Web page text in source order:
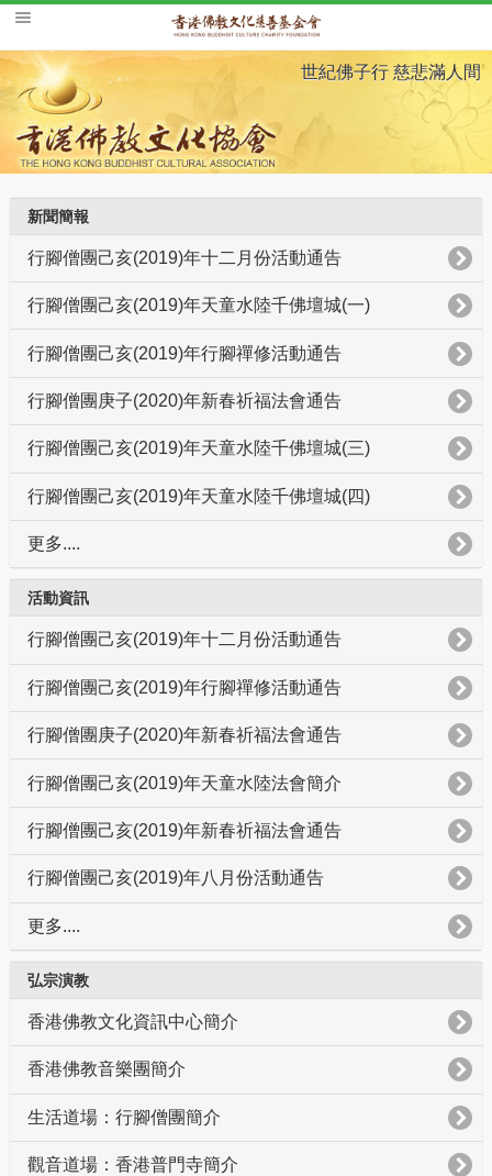
世紀佛子行 慈悲滿人間
新聞簡報
行腳僧團己亥(2019)年十二月份活動通告
行腳僧團己亥(2019)年天童水陸千佛壇城(一)
行腳僧團己亥(2019)年行腳禪修活動通告
行腳僧團庚子(2020)年新春祈福法會通告
行腳僧團己亥(2019)年天童水陸千佛壇城(三)
行腳僧團己亥(2019)年天童水陸千佛壇城(四)
更多....
活動資訊
行腳僧團己亥(2019)年十二月份活動通告
行腳僧團己亥(2019)年行腳禪修活動通告
行腳僧團庚子(2020)年新春祈福法會通告
行腳僧團己亥(2019)年天童水陸法會簡介
行腳僧團己亥(2019)年新春祈福法會通告
行腳僧團己亥(2019)年八月份活動通告
更多....
弘宗演教
香港佛教文化資訊中心簡介
香港佛教音樂團簡介
生活道場：行腳僧團簡介
觀音道場：香港普門寺簡介